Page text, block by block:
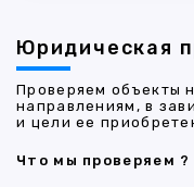
Юридическая
Проверяем объекты
направлениям, в
и цели ее
Что мы проверяем ?